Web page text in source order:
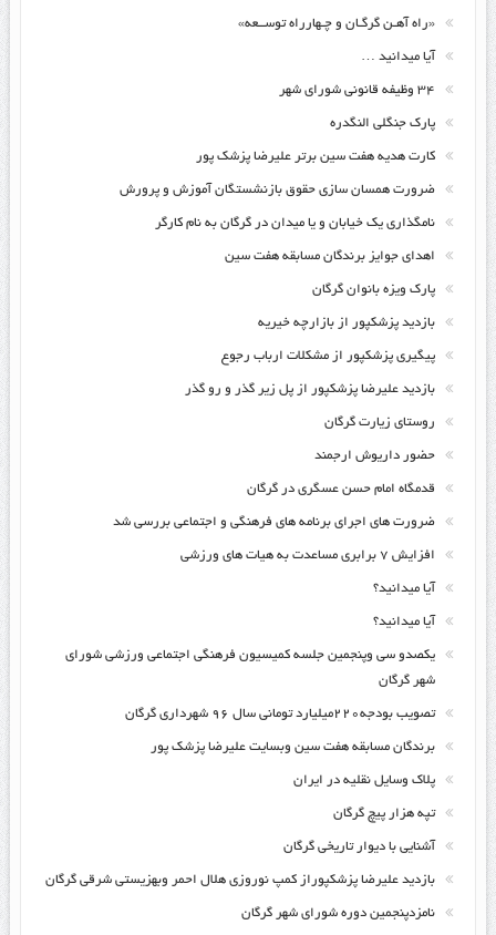
«راه آهـن گرگـان و چـهارراه توســعه»
آیا میدانید …
۳۴ وظیفه قانونی شورای شهر
پارک جنگلی النگدره
کارت هدیه هفت سین برتر علیرضا پزشک پور
ضرورت همسان سازی حقوق بازنشستگان آموزش و پرورش
نامگذاری یک خیابان و یا میدان در گرگان به نام کارگر
اهدای جوایز برندگان مسابقه هفت سین
پارک ویزه بانوان گرگان
بازدید پزشکپور از بازارچه خیریه
پیگیری پزشکپور از مشکلات ارباب رجوع
بازدید علیرضا پزشکپور از پل زیر گذر و رو گذر
روستای زیارت گرگان
حضور داریوش ارجمند
قدمگاه امام حسن عسگری در گرگان
ضرورت های اجرای برنامه های فرهنگی و اجتماعی بررسی شد
افزایش ۷ برابری مساعدت به هیات های ورزشی
آیا میدانید؟
آیا میدانید؟
یکصدو سی وپنجمین جلسه کمیسیون فرهنگی اجتماعی ورزشی شورای
شهر گرگان
تصویب بودجه۲۲۰میلیارد تومانی سال ۹۶ شهرداری گرگان
برندگان مسابقه هفت سین وبسایت علیرضا پزشک پور
پلاک وسایل نقلیه در ایران
تپه هزار پیچ گرگان
آشنایی با دیوار تاریخی گرگان
بازدید علیرضا پزشکپوراز کمپ نوروزی هلال احمر وبهزیستی شرقی گرگان
نامزدپنجمین دوره شورای شهر گرگان